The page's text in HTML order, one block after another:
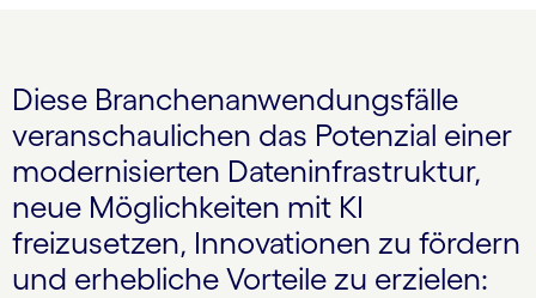
Diese Branchenanwendungsfälle
veranschaulichen das Potenzial einer
modernisierten Dateninfrastruktur,
neue Möglichkeiten mit KI
freizusetzen, Innovationen zu fördern
und erhebliche Vorteile zu erzielen: